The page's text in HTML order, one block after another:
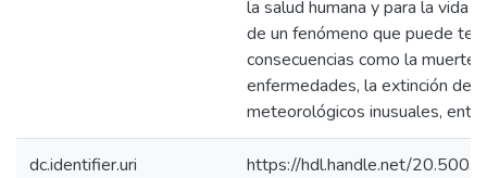
la salud humana y para la vida
de un fenómeno que puede
consecuencias como la muerte,
enfermedades, la extinción de
meteorológicos inusuales,
dc.identifier.uri https://hdl.handle.net/